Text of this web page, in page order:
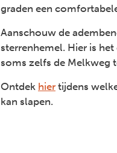
graden een
Aanschouw de
sterrenhemel. Hier is
soms zelfs de Melkweg
Ontdek hier tijdens
kan slapen.